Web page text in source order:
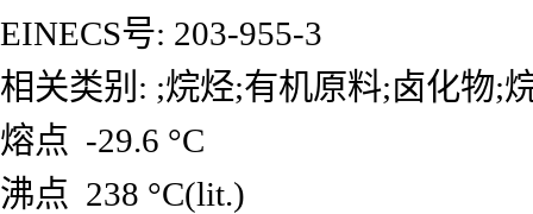
EINECS号: 203-955-3
相关类别: ;烷烃;有机原料;卤化物;
熔点 -29.6 °C
沸点 238 °C(lit.)